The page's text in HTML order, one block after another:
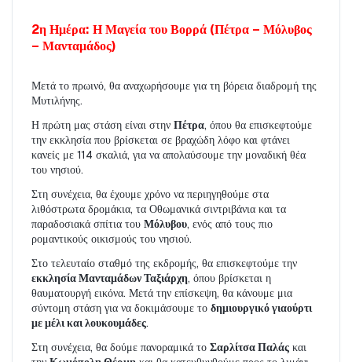
2η Ημέρα: Η Μαγεία του Βορρά (Πέτρα – Μόλυβος
– Μανταμάδος)
Μετά το πρωινό, θα αναχωρήσουμε για τη βόρεια διαδρομή της
Μυτιλήνης.
Η πρώτη μας στάση είναι στην Πέτρα, όπου θα επισκεφτούμε
την εκκλησία που βρίσκεται σε βραχώδη λόφο και φτάνει
κανείς με 114 σκαλιά, για να απολαύσουμε την μοναδική θέα
του νησιού.
Στη συνέχεια, θα έχουμε χρόνο να περιηγηθούμε στα
λιθόστρωτα δρομάκια, τα Οθωμανικά σιντριβάνια και τα
παραδοσιακά σπίτια του Μόλυβου, ενός από τους πιο
ρομαντικούς οικισμούς του νησιού.
εκκλησία Μανταμάδων Ταξιάρχη, όπου βρίσκεται η
θαυματουργή εικόνα. Μετά την επίσκεψη, θα κάνουμε μια
σύντομη στάση για να δοκιμάσουμε το δημιουργικό γιαούρτι
με μέλι και λουκουμάδες.
Στη συνέχεια, θα δούμε πανοραμικά το Σαρλίτσα Παλάς και